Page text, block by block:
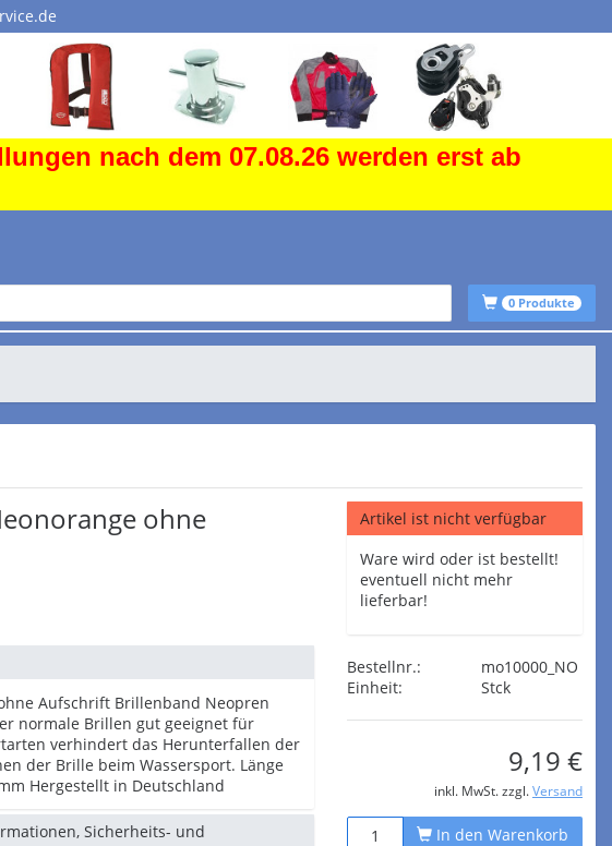
nach dem 07.08.26 werden erst ab
0 Produkte
ohne
Aufschrift Brillenband Neopren
normale Brillen gut geeignet für
verhindert das Herunterfallen der
der Brille beim Wassersport. Länge
Hergestellt in Deutschland
Sicherheits- und
Artikel ist nicht verfügbar
Ware wird oder ist bestellt!
eventuell nicht mehr
lieferbar!
Bestellnr.:
mo10000_NO
Einheit:
Stck
9,19 €
inkl. MwSt. zzgl. Versand
In den Warenkorb